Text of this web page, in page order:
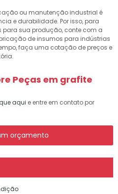
ou manutenção industrial é
e durabilidade. Por isso, para
para sua produção, conte com a
de insumos para indústrias
faça uma cotação de preços e
Peças em grafite
aqui e entre em contato por
orçamento